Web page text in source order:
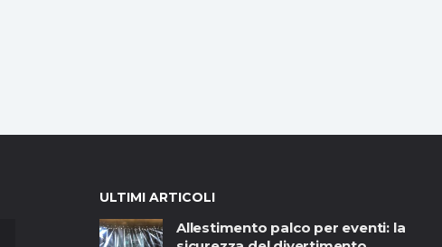
ULTIMI ARTICOLI
Allestimento palco per eventi: la